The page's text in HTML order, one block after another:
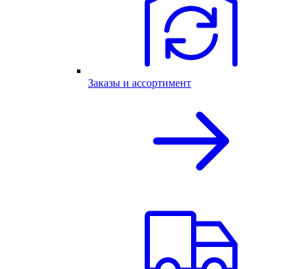
Заказы и ассортимент